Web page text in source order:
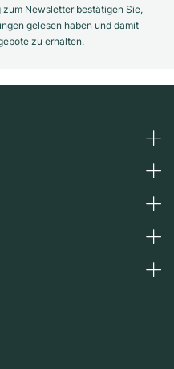
Newsletter bestätigen Sie,
gelesen haben und damit
zu erhalten.